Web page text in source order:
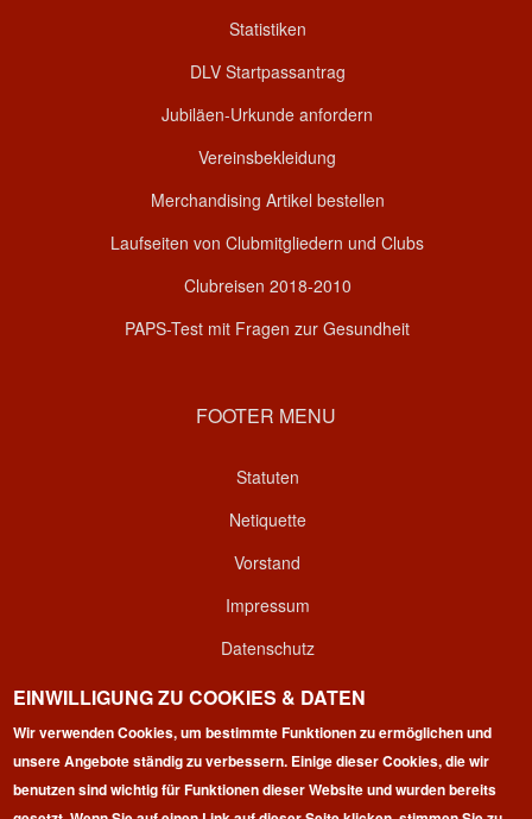
Statistiken
DLV Startpassantrag
Jubiläen-Urkunde anfordern
Vereinsbekleidung
Merchandising Artikel bestellen
Laufseiten von Clubmitgliedern und Clubs
Clubreisen 2018-2010
PAPS-Test mit Fragen zur Gesundheit
FOOTER MENU
Statuten
Netiquette
Vorstand
Impressum
Datenschutz
Kontakt
Login
EINWILLIGUNG ZU COOKIES & DATEN
Wir verwenden Cookies, um bestimmte Funktionen zu ermöglichen und
unsere Angebote ständig zu verbessern. Einige dieser Cookies, die wir
benutzen sind wichtig für Funktionen dieser Website und wurden bereits